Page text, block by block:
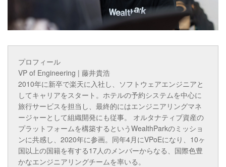
プロフィール
VP of Engineering | 藤井貴浩
2010年に新卒で楽天に入社し、ソフトウェアエンジニアと
してキャリアをスタート。ホテルの予約システムを中心に
旅行サービスを担当し、最終的にはエンジニアリングマネ
ージャーとして組織開発にも従事。 オルタナティブ資産の
プラットフォームを構築するというWealthParkのミッショ
ンに共感し、2020年に参画。同年4月にVPoEになり、10ヶ
国以上の国籍を有する17人のメンバーからなる、国際色豊
かなエンジニアリングチームを率いる。